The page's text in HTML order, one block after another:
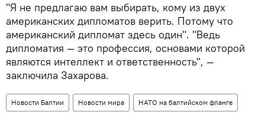
"Я не предлагаю вам выбирать, кому из двух
американских дипломатов верить. Потому что
американский дипломат здесь один". "Ведь
дипломатия — это профессия, основами которой
являются интеллект и ответственность", —
заключила Захарова.
Новости Балтии Новости мира НАТО на балтийском фланге